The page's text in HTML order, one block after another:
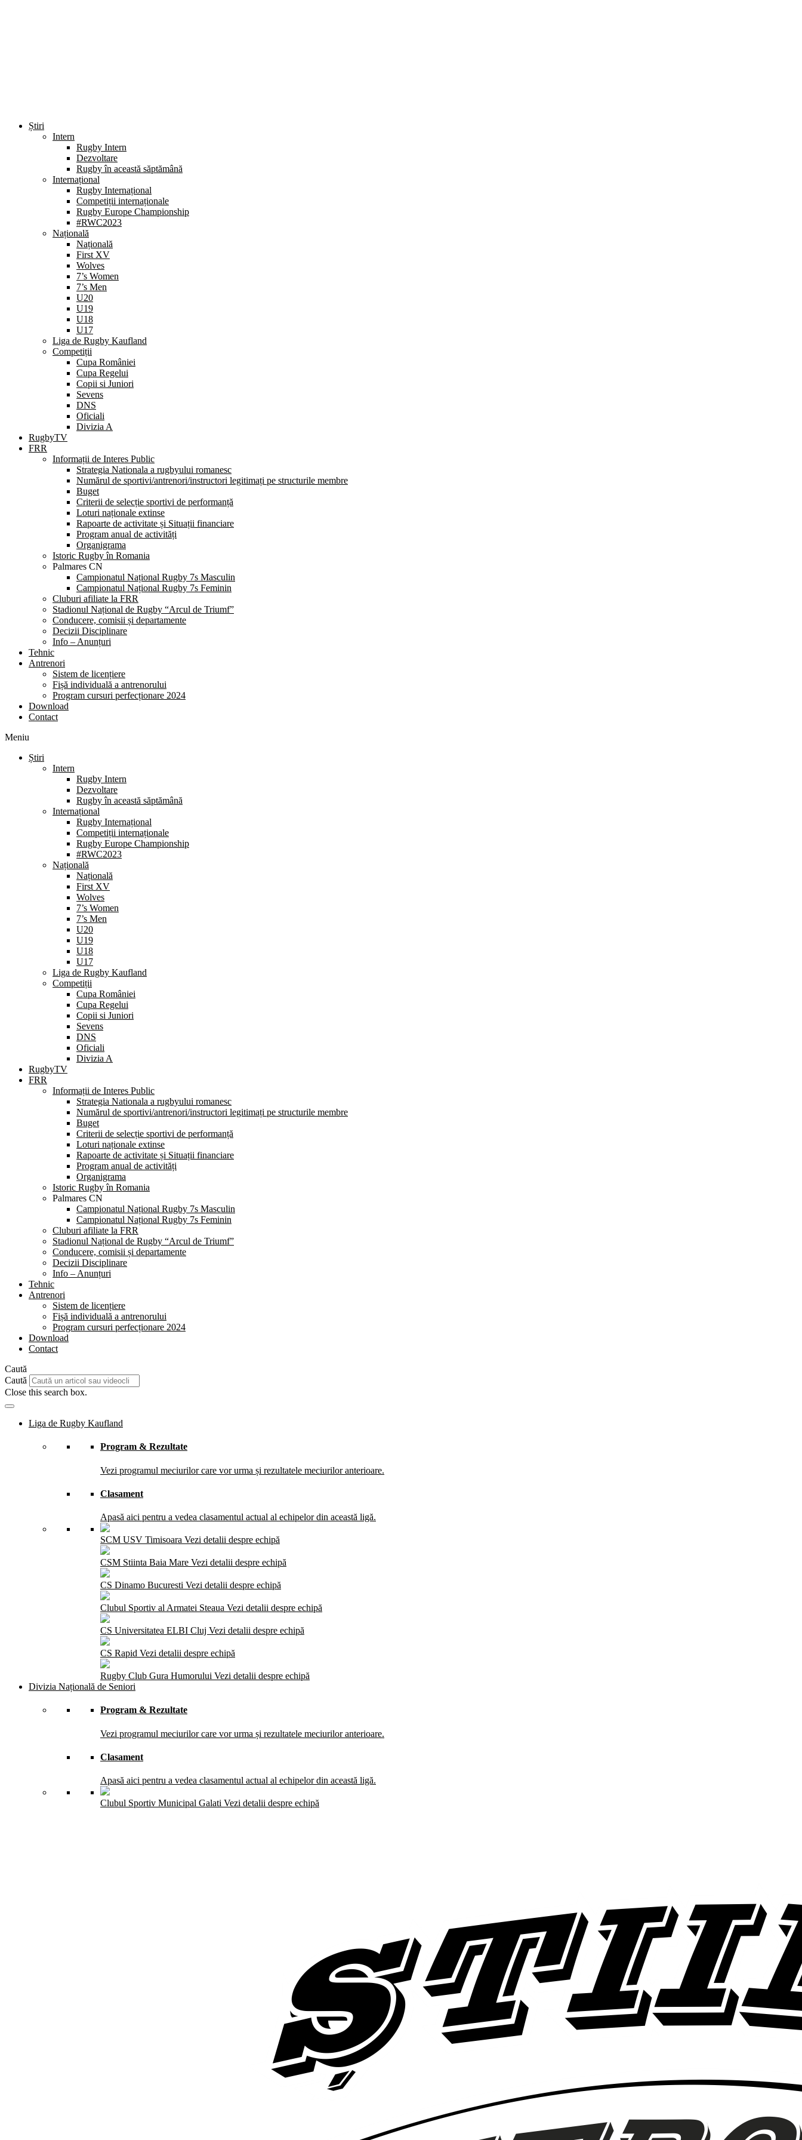
Știri
Intern
Rugby Intern
Dezvoltare
Rugby în această săptămână
Internațional
Rugby Internațional
Competiții internaționale
Rugby Europe Championship
#RWC2023
Națională
Națională
First XV
Wolves
7’s Women
7’s Men
U20
U19
U18
U17
Liga de Rugby Kaufland
Competiții
Cupa României
Cupa Regelui
Copii si Juniori
Sevens
DNS
Oficiali
Divizia A
RugbyTV
FRR
Informații de Interes Public
Strategia Nationala a rugbyului romanesc
Numărul de sportivi/antrenori/instructori legitimați pe structurile membre
Buget
Criterii de selecție sportivi de performanță
Loturi naționale extinse
Rapoarte de activitate și Situații financiare
Program anual de activități
Organigrama
Istoric Rugby în Romania
Palmares CN
Campionatul Național Rugby 7s Masculin
Campionatul Național Rugby 7s Feminin
Cluburi afiliate la FRR
Stadionul Național de Rugby “Arcul de Triumf”
Conducere, comisii și departamente
Decizii Disciplinare
Info – Anunțuri
Tehnic
Antrenori
Sistem de licențiere
Fișă individuală a antrenorului
Program cursuri perfecționare 2024
Download
Contact
Meniu
Știri
Intern
Rugby Intern
Dezvoltare
Rugby în această săptămână
Internațional
Rugby Internațional
Competiții internaționale
Rugby Europe Championship
#RWC2023
Națională
Națională
First XV
Wolves
7’s Women
7’s Men
U20
U19
U18
U17
Liga de Rugby Kaufland
Competiții
Cupa României
Cupa Regelui
Copii si Juniori
Sevens
DNS
Oficiali
Divizia A
RugbyTV
FRR
Informații de Interes Public
Strategia Nationala a rugbyului romanesc
Numărul de sportivi/antrenori/instructori legitimați pe structurile membre
Buget
Criterii de selecție sportivi de performanță
Loturi naționale extinse
Rapoarte de activitate și Situații financiare
Program anual de activități
Organigrama
Istoric Rugby în Romania
Palmares CN
Campionatul Național Rugby 7s Masculin
Campionatul Național Rugby 7s Feminin
Cluburi afiliate la FRR
Stadionul Național de Rugby “Arcul de Triumf”
Conducere, comisii și departamente
Decizii Disciplinare
Info – Anunțuri
Tehnic
Antrenori
Sistem de licențiere
Fișă individuală a antrenorului
Program cursuri perfecționare 2024
Download
Contact
Caută
Caută
Close this search box.
Liga de Rugby Kaufland
Program & Rezultate
Vezi programul meciurilor care vor urma și rezultatele meciurilor anterioare.
Clasament
Apasă aici pentru a vedea clasamentul actual al echipelor din această ligă.
SCM USV Timisoara Vezi detalii despre echipă
CSM Stiinta Baia Mare Vezi detalii despre echipă
CS Dinamo Bucuresti Vezi detalii despre echipă
Clubul Sportiv al Armatei Steaua Vezi detalii despre echipă
CS Universitatea ELBI Cluj Vezi detalii despre echipă
CS Rapid Vezi detalii despre echipă
Rugby Club Gura Humorului Vezi detalii despre echipă
Divizia Națională de Seniori
Program & Rezultate
Vezi programul meciurilor care vor urma și rezultatele meciurilor anterioare.
Clasament
Apasă aici pentru a vedea clasamentul actual al echipelor din această ligă.
Clubul Sportiv Municipal Galati Vezi detalii despre echipă